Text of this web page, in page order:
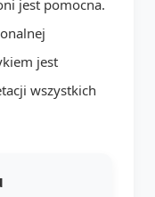
jest pomocna.
jest
wszystkich